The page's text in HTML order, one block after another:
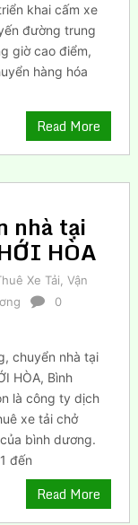
khai cấm xe
đường trung
giờ cao điểm,
hàng hóa
Read More
nhà tại
HÒA
Xe Tải Vận
0
chuyển nhà tại
HÒA, Bình
là công ty dịch
xe tải chở
bình dương.
đến
Read More